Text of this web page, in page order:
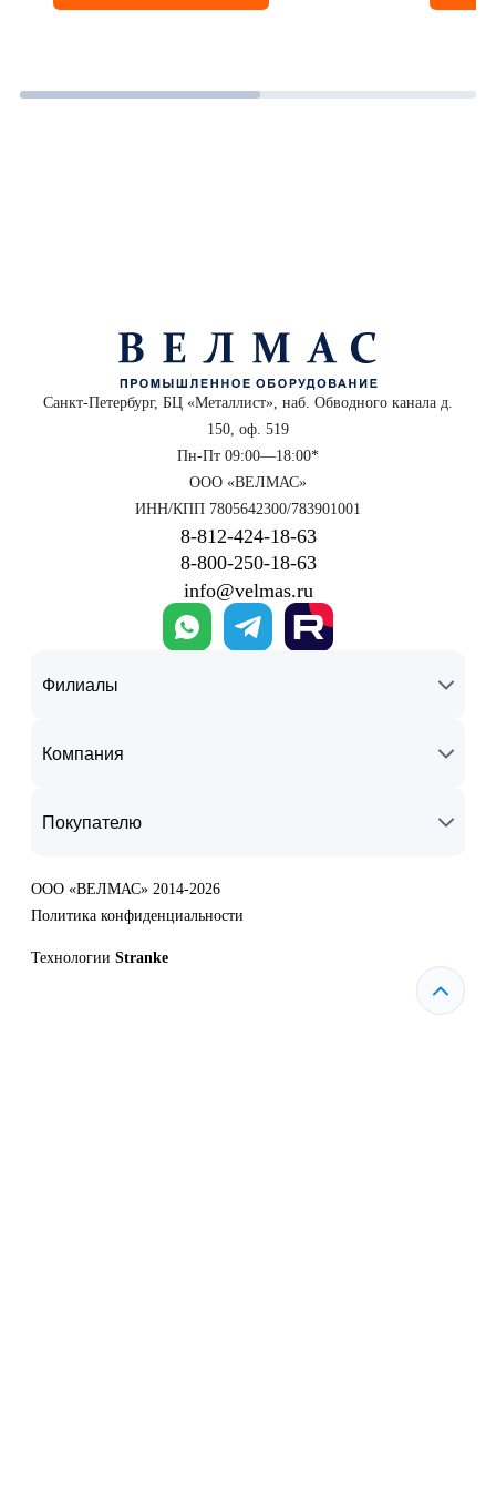
Санкт-Петербург, БЦ «Металлист», наб. Обводного канала д.
150, оф. 519
Пн-Пт 09:00—18:00*
ООО «ВЕЛМАС»
ИНН/КПП 7805642300/783901001
8‑812‑424‑18‑63
8‑800‑250‑18‑63
info@velmas.ru
Филиалы
Компания
Покупателю
ООО «ВЕЛМАС» 2014-2026
Политика конфиденциальности
Технологии Stranke